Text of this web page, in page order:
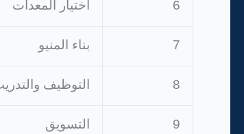
6 اختيار المعدات
7 بناء المنيو
8 التوظيف
9 التسويق